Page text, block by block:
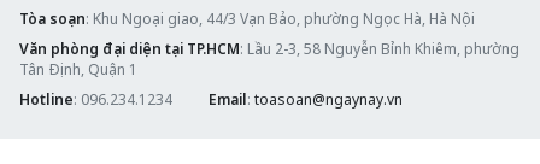
Tòa soạn: Khu Ngoại giao, 44/3 Vạn Bảo, phường Ngọc Hà, Hà Nội
Văn phòng đại diện tại TP.HCM: Lầu 2-3, 58 Nguyễn Bỉnh Khiêm, phường
Tân Định, Quận 1
Hotline: 096.234.1234 Email: toasoan@ngaynay.vn